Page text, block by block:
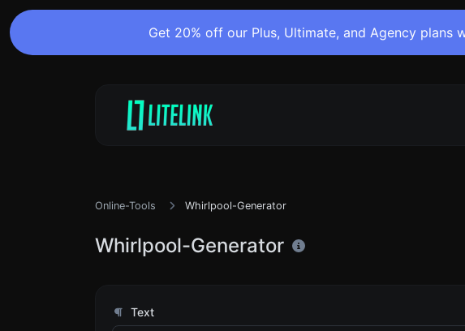
Get 20% off our Plus, Ultimate, and Agency
Online-Tools Whirlpool-Generator
Whirlpool-Generator
Text